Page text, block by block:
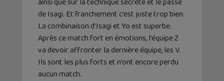
de Isagi. Et franchement c’est juste trop bien.
La combinaison d’Isagi et Yo est superbe.
Après ce match fort en émotions, l’équipe Z
va devoir affronter la dernière équipe, les V.
Ils sont les plus forts et n’ont encore perdu
aucun match.